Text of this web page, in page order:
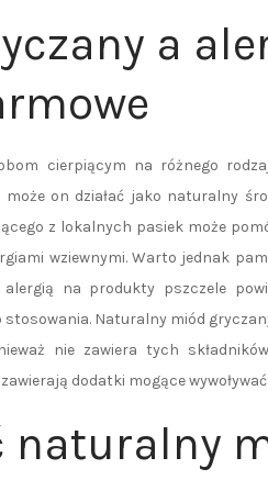
a
cierpiącym na różnego
on działać jako naturalny
z lokalnych pasiek może
wziewnymi. Warto jednak
na produkty pszczele
Naturalny miód
nie zawiera tych
dodatki mogące
naturalny